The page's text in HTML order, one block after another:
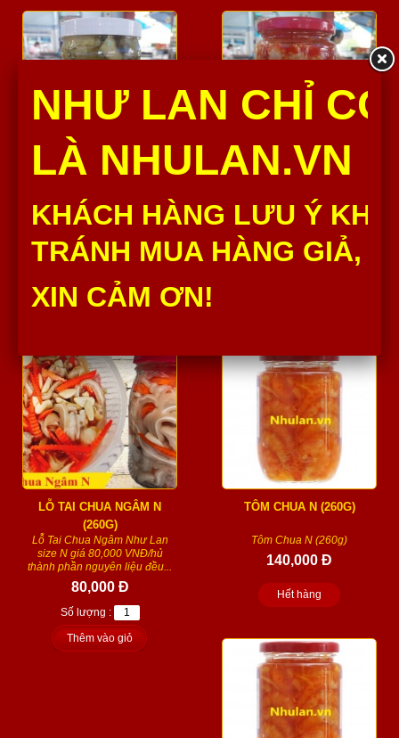
CẢI CHUA
Cải Chua Như Lan 1kg thành
phần nguyên liệu đều được
30,000 Đ
Thêm vào giỏ
CÀ PHÁO L (550G)
Cà Pháo L (550g) Như
Lan thành phần nguyên liệu
70,000 Đ
LỖ TAI CHUA NGÂM N
(260G)
Lỗ Tai Chua Ngâm Như Lan
size N giá 80,000 VNĐ/hủ
thành phần nguyên liệu đều...
80,000 Đ
Số lượng :
Thêm vào giỏ
TÔM CHUA N (260G)
Tôm Chua N (260g)
140,000 Đ
Hết hàng
NHƯ LAN CHỈ
LÀ NHULAN.VN
KHÁCH HÀNG LƯU Ý
TRÁNH MUA HÀNG GIẢ,
XIN CẢM ƠN!